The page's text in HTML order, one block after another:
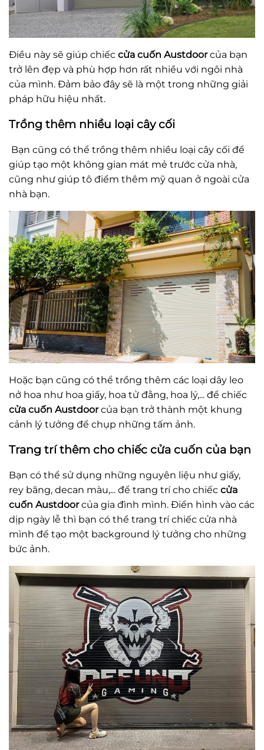
Điều này sẽ giúp chiếc cửa cuốn Austdoorcủa bạn
trở lên đẹp và phù hợp hơn rất nhiều với ngôi nhà
của mình. Đảm bảo đây sẽ là một trong những giải
pháp hữu hiệu nhất.
Trồng thêm nhiều loại cây cối
Bạn cũng có thể trồng thêm nhiều loại cây cối để
giúp tạo một không gian mát mẻ trước cửa nhà,
cũng như giúp tô điểm thêm mỹ quan ở ngoài cửa
nhà bạn.
Hoặc bạn cũng có thể trồng thêm các loại dây leo
nở hoa như hoa giấy, hoa tử đằng, hoa lý,... để chiếc
cửa cuốn Austdoorcủa bạn trở thành một khung
cảnh lý tưởng để chụp những tấm ảnh.
Trang trí thêm cho chiếc cửa cuốn của bạn
Bạn có thể sử dụng những nguyên liệu như giấy,
rey băng, decan màu,... để trang trí cho chiếc cửa
cuốn Austdoorcủa gia đình mình. Điển hình vào các
dịp ngày lễ thì bạn có thể trang trí chiếc cửa nhà
mình để tạo một background lý tưởng cho những
bức ảnh.